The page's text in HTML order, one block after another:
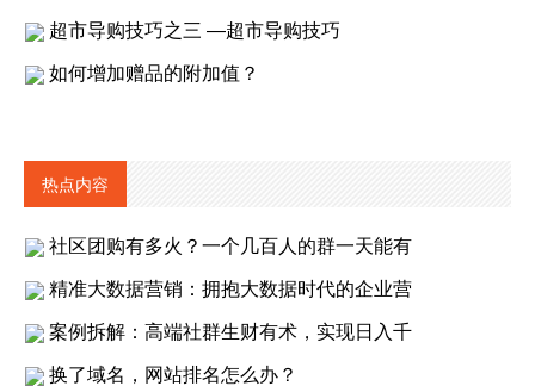
超市导购技巧之三 —超市导购技巧
如何增加赠品的附加值？
热点内容
社区团购有多火？一个几百人的群一天能有
精准大数据营销：拥抱大数据时代的企业营
案例拆解：高端社群生财有术，实现日入千
换了域名，网站排名怎么办？